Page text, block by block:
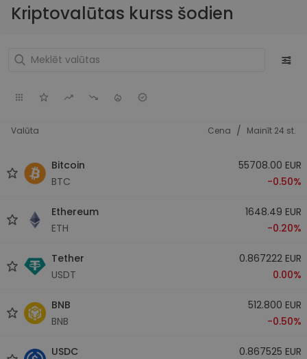
Kriptovalūtas kurss šodien
Valūta Cena / Mainīt 24 st.
Bitcoin
BTC
55708.00 EUR
-0.50%
Ethereum
ETH
1648.49 EUR
-0.20%
Tether
USDT
0.867222 EUR
0.00%
BNB
BNB
512.800 EUR
-0.50%
USDC
0.867525 EUR